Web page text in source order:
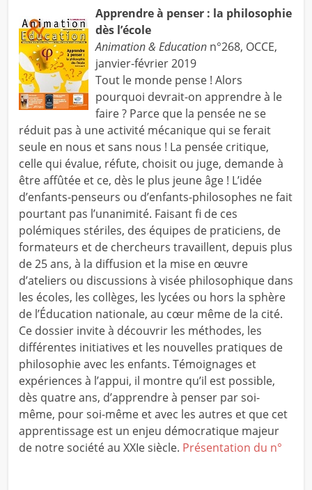
Apprendre à penser : la philosophie
dès l’école
Animation & Educationn°268, OCCE,
janvier-février 2019
Tout le monde pense ! Alors
pourquoi devrait-on apprendre à le
faire ? Parce que la pensée ne se
réduit pas à une activité mécanique qui se ferait
seule en nous et sans nous ! La pensée critique,
celle qui évalue, réfute, choisit ou juge, demande à
être affûtée et ce, dès le plus jeune âge ! L’idée
d’enfants-penseurs ou d’enfants-philosophes ne fait
pourtant pas l’unanimité. Faisant fi de ces
polémiques stériles, des équipes de praticiens, de
formateurs et de chercheurs travaillent, depuis plus
de 25 ans, à la diffusion et la mise en œuvre
d’ateliers ou discussions à visée philosophique dans
les écoles, les collèges, les lycées ou hors la sphère
de l’Éducation nationale, au cœur même de la cité.
Ce dossier invite à découvrir les méthodes, les
différentes initiatives et les nouvelles pratiques de
philosophie avec les enfants. Témoignages et
expériences à l’appui, il montre qu’il est possible,
dès quatre ans, d’apprendre à penser par soi-
même, pour soi-même et avec les autres et que cet
apprentissage est un enjeu démocratique majeur
de notre société au XXIe siècle. Présentation du n°